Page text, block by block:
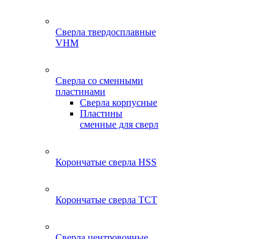
Сверла твердосплавные
VHM
Сверла со сменными
пластинами
Сверла корпусные
Пластины
сменные для сверл
Корончатые сверла HSS
Корончатые сверла TCT